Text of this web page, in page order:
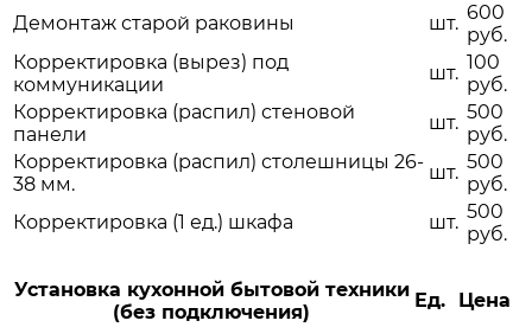
Демонтаж старой раковины
шт. 600
руб.
Корректировка (вырез) под
коммуникации
шт. 100
руб.
Корректировка (распил) стеновой
панели
шт. 500
руб.
Корректировка (распил) столешницы 26-
38 мм.
шт. 500
руб.
Корректировка (1 ед.) шкафа
шт. 500
руб.
Установка кухонной бытовой техники
(без подключения)
Ед. Цена